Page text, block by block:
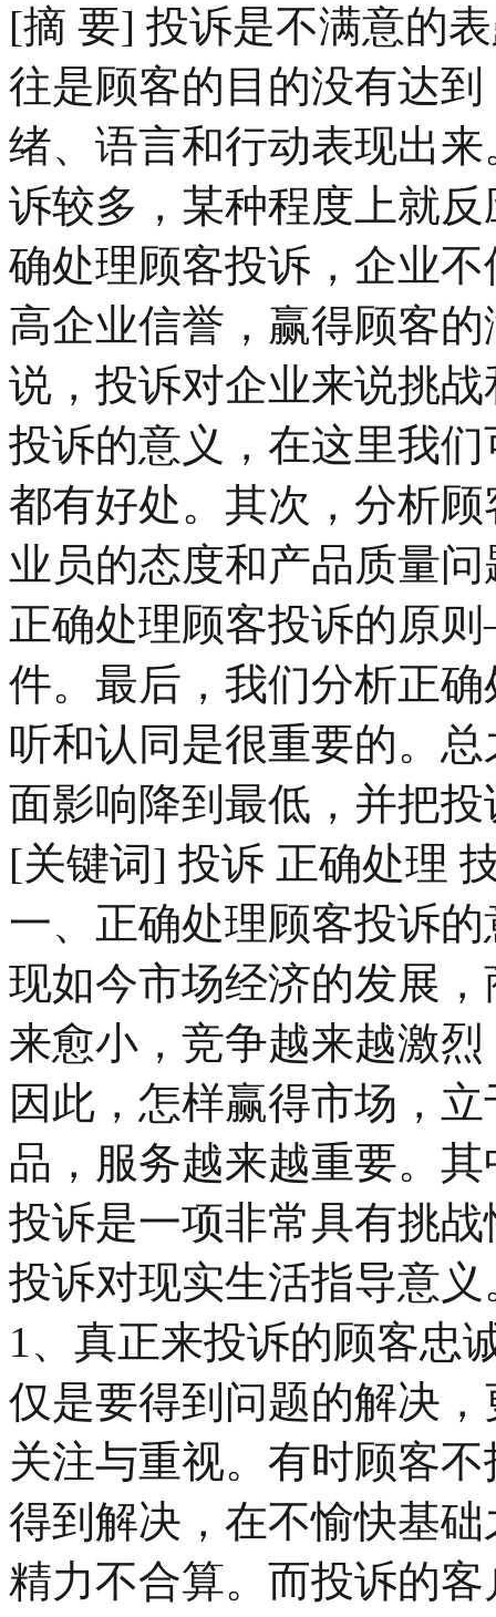
[摘 要] 投诉是不满意的
往是顾客的目的没有达
绪、语言和行动表现出
诉较多，某种程度上就
确处理顾客投诉，企业
高企业信誉，赢得顾客
说，投诉对企业来说挑
投诉的意义，在这里我
都有好处。其次，分析
业员的态度和产品质量
正确处理顾客投诉的原
件。最后，我们分析正
听和认同是很重要的。
面影响降到最低，并把
[关键词] 投诉 正确处理
一、正确处理顾客投诉的
现如今市场经济的发展
来愈小，竞争越来越激
因此，怎样赢得市场，
品，服务越来越重要。
投诉是一项非常具有挑
投诉对现实生活指导意义
1、真正来投诉的顾客忠
仅是要得到问题的解决
关注与重视。有时顾客
得到解决，在不愉快基
精力不合算。而投诉的